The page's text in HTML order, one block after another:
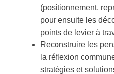
(positionnement,
pour ensuite les
points de levier à
Reconstruire les
la réflexion
stratégies et